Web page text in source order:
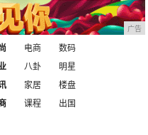
广告
电商
数码
八卦
明星
家居
楼盘
课程
出国